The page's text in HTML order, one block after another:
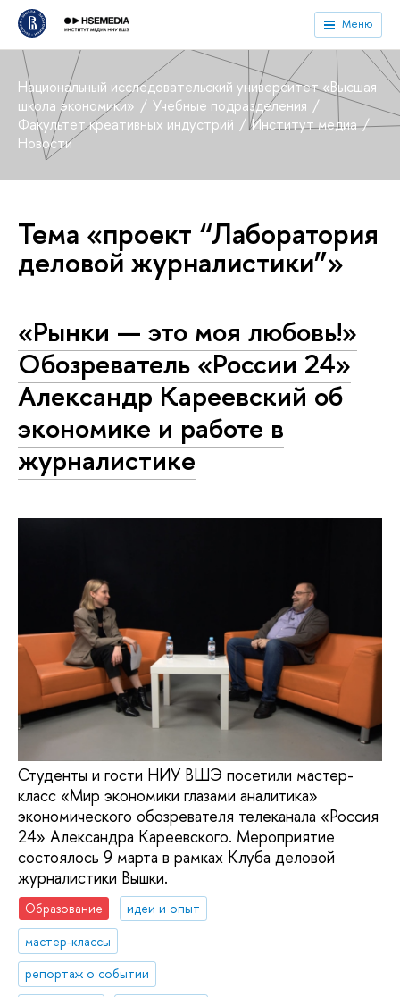
Меню
Национальный исследовательский университет «Высшая
школа экономики»
Учебные подразделения
Факультет креативных индустрий
Институт медиа
Новости
Тема «проект “Лаборатория
деловой журналистики”»
«Рынки — это моя любовь!»
Обозреватель «России 24»
Александр Кареевский об
экономике и работе в
журналистике
Студенты и гости НИУ ВШЭ посетили мастер-
класс «Мир экономики глазами аналитика»
экономического обозревателя телеканала «Россия
24» Александра Кареевского. Мероприятие
состоялось 9 марта в рамках Клуба деловой
журналистики Вышки.
Образование
идеи и опыт
мастер-классы
репортаж о событии